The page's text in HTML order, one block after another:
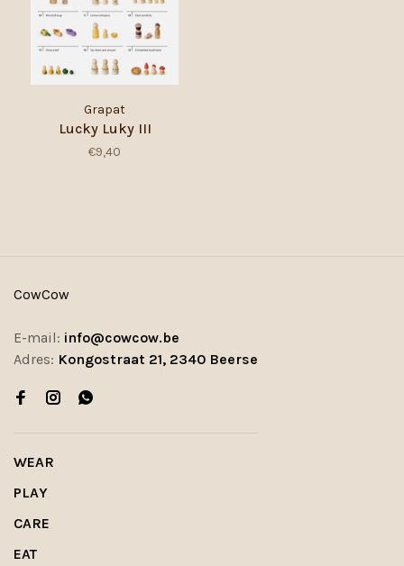
Grapat
Lucky Luky III
€9,40
CowCow
E-mail: info@cowcow.be
Adres: Kongostraat 21, 2340 Beerse
WEAR
PLAY
CARE
EAT